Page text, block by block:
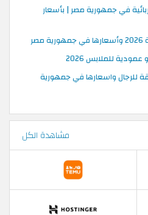
في جمهورية مصر | بأسعار
للملابس 2026
للرجال واسعارها في جمهورية
مشاهدة الكل